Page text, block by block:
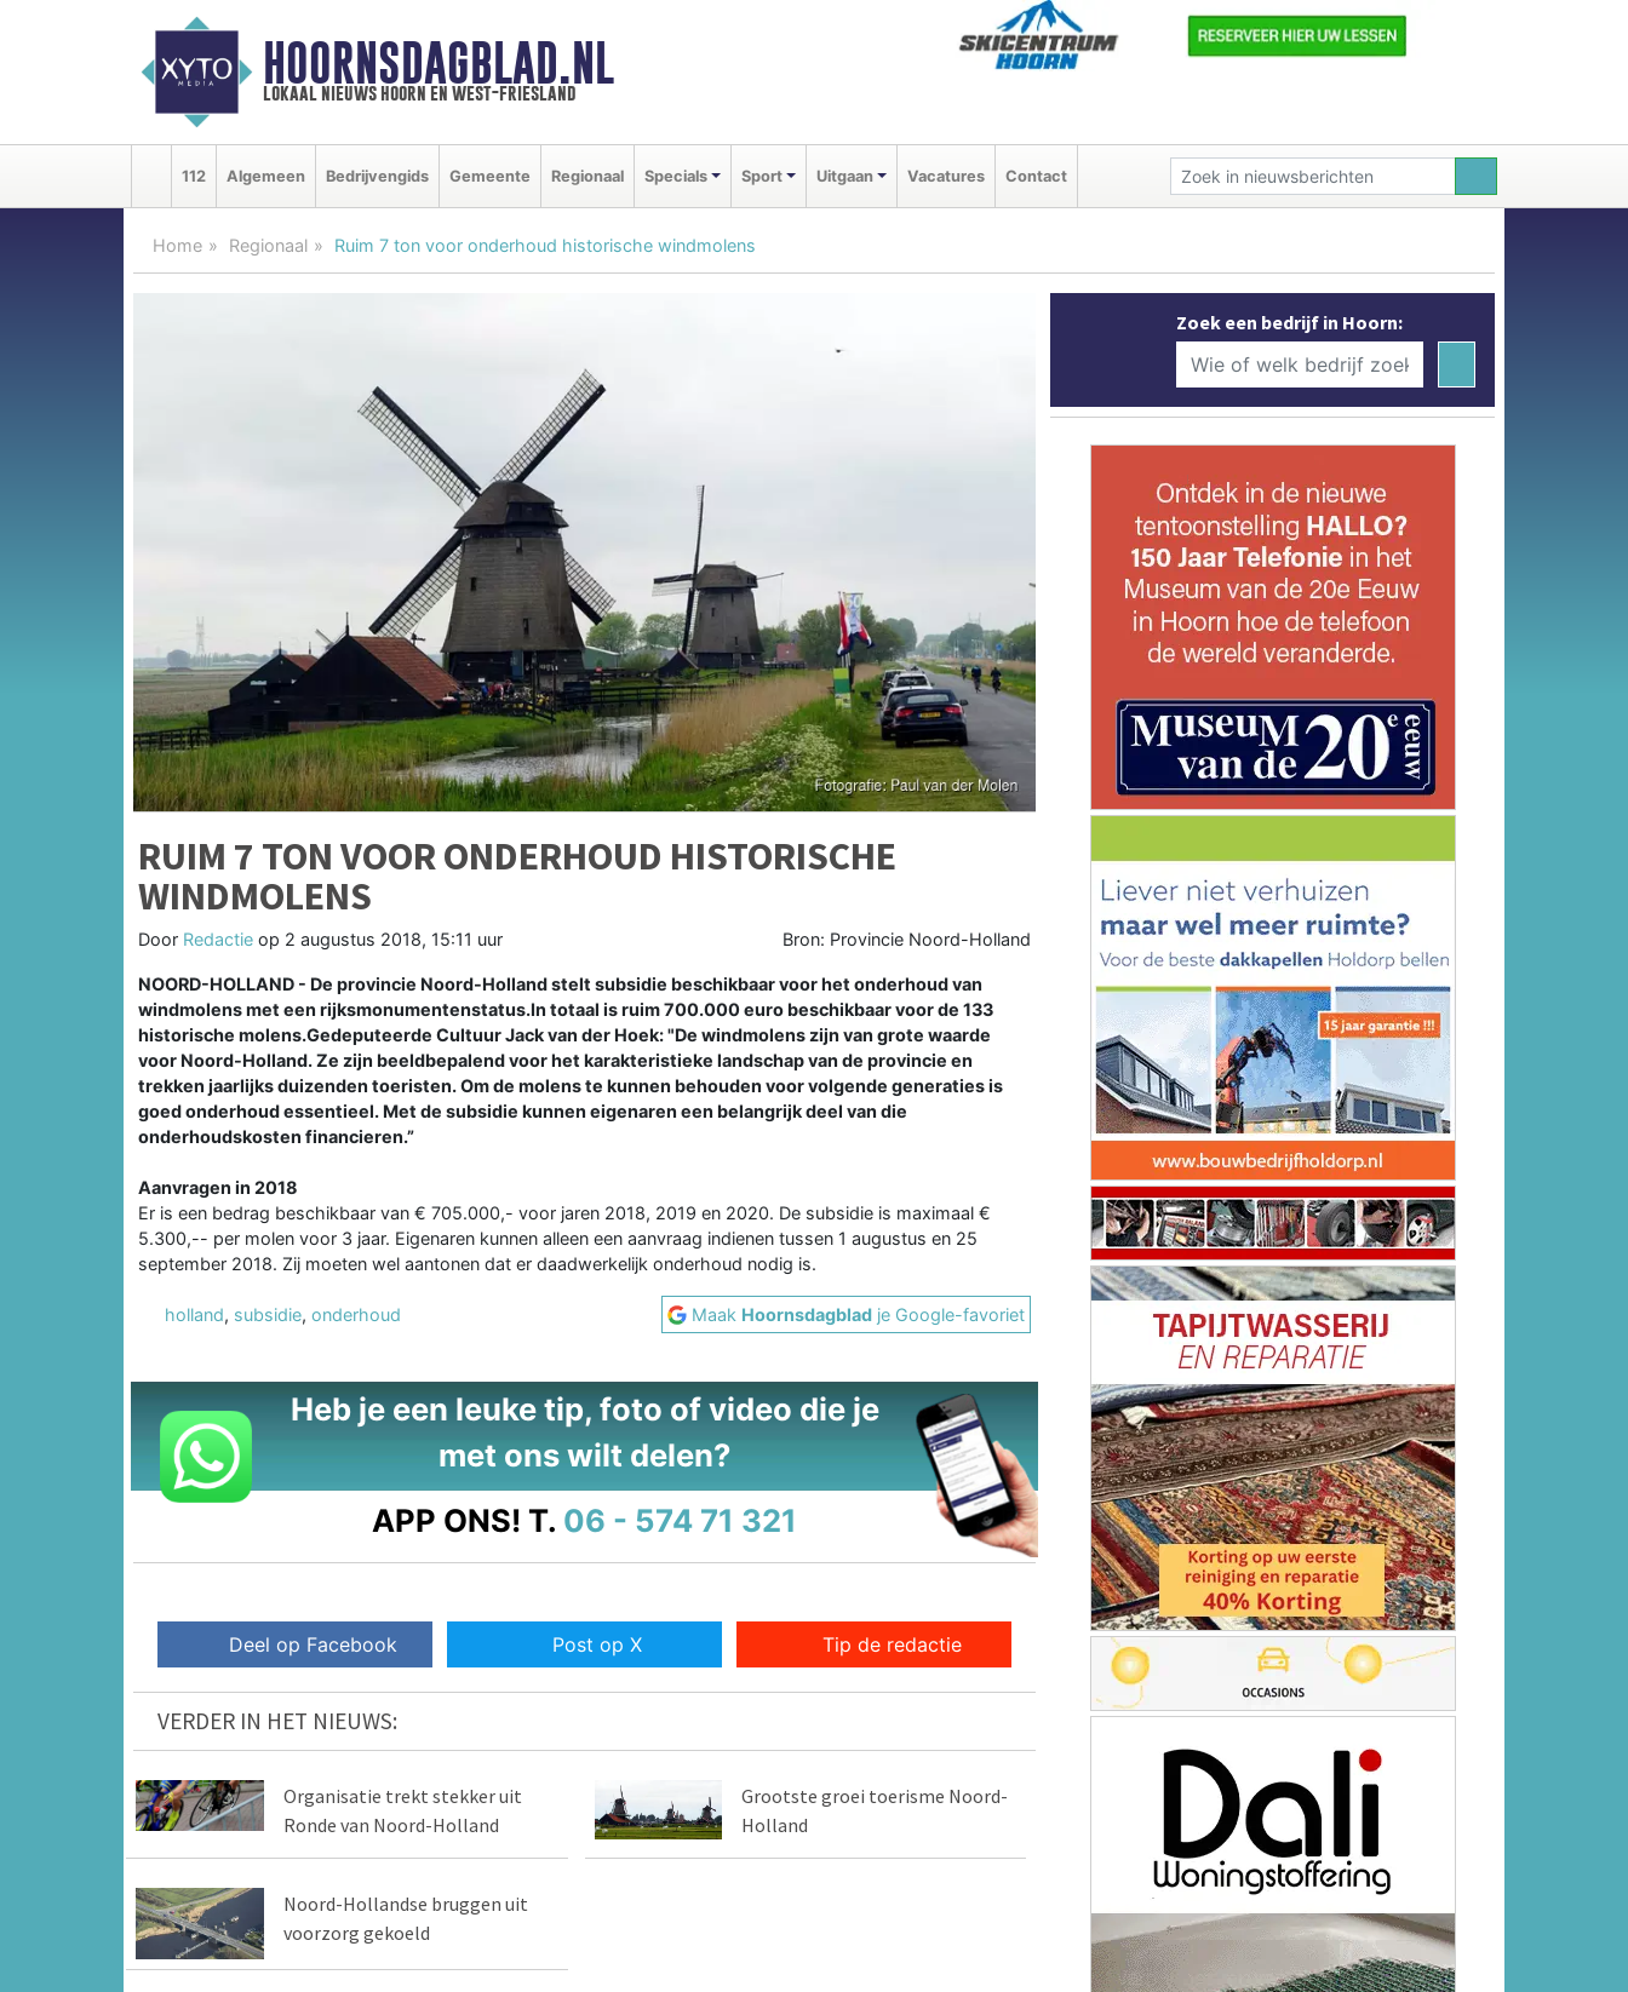
HOORNSDAGBLAD.NL
lokaal nieuws hoorn en west-friesland
112 Algemeen Bedrijvengids Gemeente Regionaal Specials Sport Uitgaan Vacatures Contact
Home Regionaal Ruim 7 ton voor onderhoud historische windmolens
RUIM 7 TON VOOR ONDERHOUD HISTORISCHE
WINDMOLENS
Door Redactie op 2 augustus 2018, 15:11 uur Bron: Provincie Noord-Holland
NOORD-HOLLAND - De provincie Noord-Holland stelt subsidie beschikbaar voor het onderhoud van
windmolens met een rijksmonumentenstatus.In totaal is ruim 700.000 euro beschikbaar voor de 133
historische molens.Gedeputeerde Cultuur Jack van der Hoek: "De windmolens zijn van grote waarde
voor Noord-Holland. Ze zijn beeldbepalend voor het karakteristieke landschap van de provincie en
trekken jaarlijks duizenden toeristen. Om de molens te kunnen behouden voor volgende generaties is
goed onderhoud essentieel. Met de subsidie kunnen eigenaren een belangrijk deel van die
onderhoudskosten financieren.”
Aanvragen in 2018
Er is een bedrag beschikbaar van € 705.000,- voor jaren 2018, 2019 en 2020. De subsidie is maximaal €
5.300,-- per molen voor 3 jaar. Eigenaren kunnen alleen een aanvraag indienen tussen 1 augustus en 25
september 2018. Zij moeten wel aantonen dat er daadwerkelijk onderhoud nodig is.
holland, subsidie, onderhoud Maak Hoornsdagblad je Google-favoriet
Heb je een leuke tip, foto of video die je
met ons wilt delen?
APP ONS! T. 06 - 574 71 321
Deel op Facebook Post op X Tip de redactie
VERDER IN HET NIEUWS:
Organisatie trekt stekker uit
Ronde van Noord-Holland
Grootste groei toerisme Noord-
Holland
Noord-Hollandse bruggen uit
voorzorg gekoeld
Zoek een bedrijf in Hoorn: